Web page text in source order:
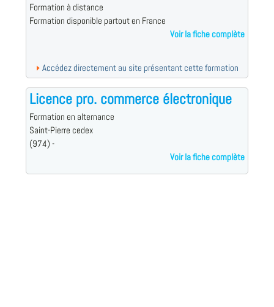
Formation à distance
Formation disponible partout en France
Voir la fiche complète
Accédez directement au site présentant cette formation
Licence pro. commerce électronique
Formation en alternance
Saint-Pierre cedex
(974) -
Voir la fiche complète